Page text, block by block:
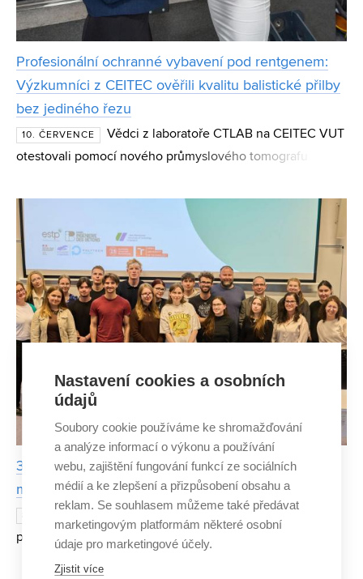
Profesionální ochranné vybavení pod rentgenem:
Výzkumníci z CEITEC ověřili kvalitu balistické přilby
bez jediného řezu
10. ČERVENCE
Vědci z laboratoře CTLAB na CEITEC VUT
otestovali pomocí nového průmyslového tomografu
Armor Co. Přístroj dokázal bez jediného zásahu zobrazi
3D tisk betonu v praxi: studenti FAST VUT ovládli
mezinárodní stáž ve Francii
Studenti Fakulty stavební VUT se v rámci
programu Erasmus+ zúčastnili mezinárodního BIP kurzu
Nastavení cookies a osobních
údajů
Soubory cookie používáme ke shromažďování
a analýze informací o výkonu a používání
webu, zajištění fungování funkcí ze sociálních
médií a ke zlepšení a přizpůsobení obsahu a
reklam. Se souhlasem můžeme také předávat
marketingovým platformám některé osobní
údaje pro marketingové účely.
Zjistit více